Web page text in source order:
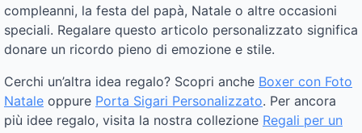
compleanni, la festa del papà, Natale o altre occasioni
speciali. Regalare questo articolo personalizzato significa
donare un ricordo pieno di emozione e stile.
Cerchi un’altra idea regalo? Scopri anche Boxer con Foto
Natale oppure Porta Sigari Personalizzato. Per ancora
più idee regalo, visita la nostra collezione Regali per un